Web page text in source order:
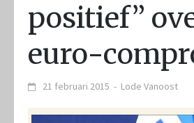
positief”
euro-
21 februari 2015 - Lode Vanoost